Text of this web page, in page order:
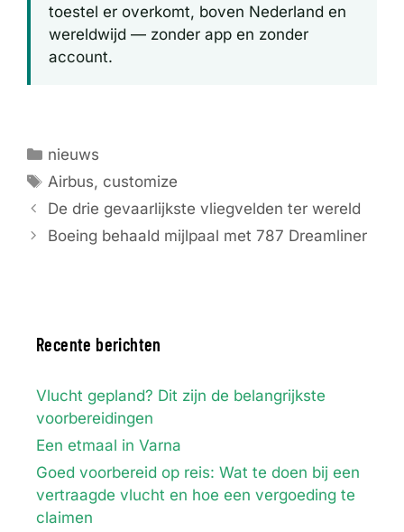
toestel er overkomt, boven Nederland en
wereldwijd — zonder app en zonder
account.
Categorieën
nieuws
Tags
Airbus, customize
De drie gevaarlijkste vliegvelden ter wereld
Boeing behaald mijlpaal met 787 Dreamliner
Recente berichten
Vlucht gepland? Dit zijn de belangrijkste
voorbereidingen
Een etmaal in Varna
Goed voorbereid op reis: Wat te doen bij een
vertraagde vlucht en hoe een vergoeding te
claimen